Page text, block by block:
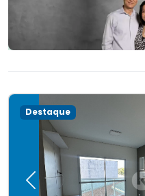
Previous
Destaque